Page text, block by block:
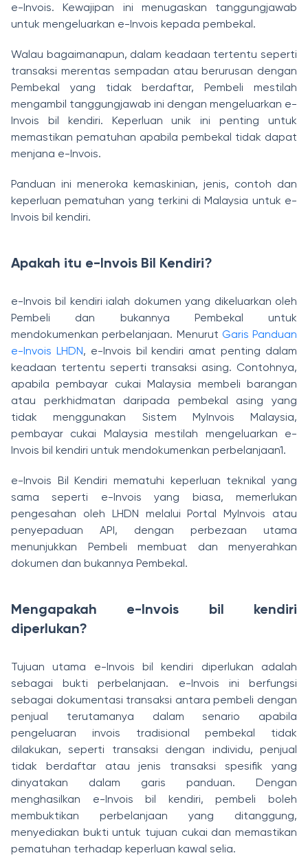
e-Invois. Kewajipan ini menugaskan tanggungjawab
untuk mengeluarkan e-Invois kepada pembekal.
Walau bagaimanapun, dalam keadaan tertentu seperti
transaksi merentas sempadan atau berurusan dengan
Pembekal yang tidak berdaftar, Pembeli mestilah
mengambil tanggungjawab ini dengan mengeluarkan e-
Invois bil kendiri. Keperluan unik ini penting untuk
memastikan pematuhan apabila pembekal tidak dapat
menjana e-Invois.
Panduan ini meneroka kemaskinian, jenis, contoh dan
keperluan pematuhan yang terkini di Malaysia untuk e-
Invois bil kendiri.
Apakah itu e-Invois Bil Kendiri?
e-Invois bil kendiri ialah dokumen yang dikeluarkan oleh
Pembeli dan bukannya Pembekal untuk
mendokumenkan perbelanjaan. Menurut Garis Panduan
e-Invois LHDN, e-Invois bil kendiri amat penting dalam
keadaan tertentu seperti transaksi asing. Contohnya,
apabila pembayar cukai Malaysia membeli barangan
atau perkhidmatan daripada pembekal asing yang
tidak menggunakan Sistem MyInvois Malaysia,
pembayar cukai Malaysia mestilah mengeluarkan e-
Invois bil kendiri untuk mendokumenkan perbelanjaan1.
e-Invois Bil Kendiri mematuhi keperluan teknikal yang
sama seperti e-Invois yang biasa, memerlukan
pengesahan oleh LHDN melalui Portal MyInvois atau
penyepaduan API, dengan perbezaan utama
menunjukkan Pembeli membuat dan menyerahkan
dokumen dan bukannya Pembekal.
Mengapakah e-Invois bil kendiri
diperlukan?
Tujuan utama e-Invois bil kendiri diperlukan adalah
sebagai bukti perbelanjaan. e-Invois ini berfungsi
sebagai dokumentasi transaksi antara pembeli dengan
penjual terutamanya dalam senario apabila
pengeluaran invois tradisional pembekal tidak
dilakukan, seperti transaksi dengan individu, penjual
tidak berdaftar atau jenis transaksi spesifik yang
dinyatakan dalam garis panduan. Dengan
menghasilkan e-Invois bil kendiri, pembeli boleh
membuktikan perbelanjaan yang ditanggung,
menyediakan bukti untuk tujuan cukai dan memastikan
pematuhan terhadap keperluan kawal selia.